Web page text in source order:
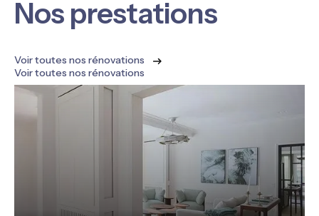
Nos prestations
Voir toutes nos rénovations
Voir toutes nos rénovations